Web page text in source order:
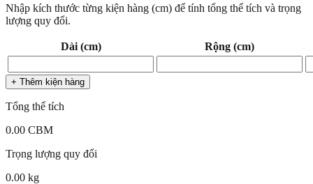
Nhập kích thước từng kiện hàng (cm) để tính tổng thể tích và trọng
lượng quy đổi.
Dài (cm) Rộng (cm)
+ Thêm kiện hàng
Tổng thể tích
0.00 CBM
Trọng lượng quy đổi
0.00 kg